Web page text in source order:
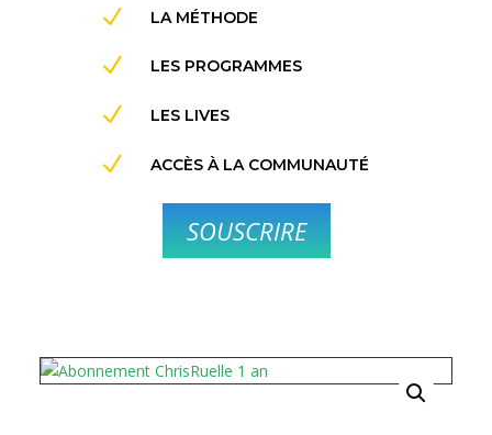
N LA MÉTHODE
N LES PROGRAMMES
N LES LIVES
N ACCÈS À LA COMMUNAUTÉ
SOUSCRIRE